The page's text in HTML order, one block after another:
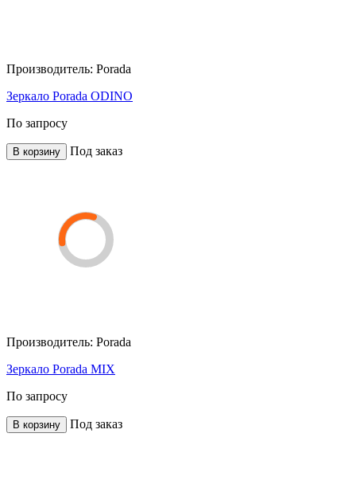
Производитель: Porada
Зеркало Porada ODINO
По запросу
В корзину Под заказ
Производитель: Porada
Зеркало Porada MIX
По запросу
В корзину Под заказ